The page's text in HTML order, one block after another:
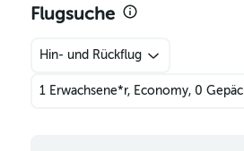
Flugsuche
Hin- und Rückflug
1 Erwachsene*r, Economy, 0